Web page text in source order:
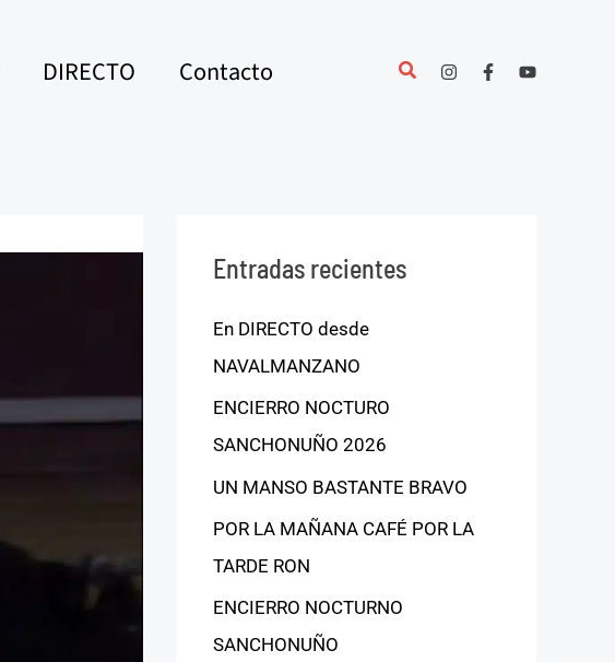
DIRECTO Contacto
Entradas recientes
En DIRECTO desde
NAVALMANZANO
ENCIERRO NOCTURO
SANCHONUÑO 2026
UN MANSO BASTANTE BRAVO
POR LA MAÑANA CAFÉ POR LA
TARDE RON
ENCIERRO NOCTURNO
SANCHONUÑO